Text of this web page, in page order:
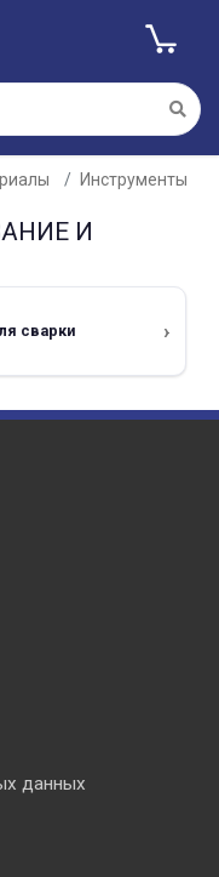
Инструменты
И
сварки
данных